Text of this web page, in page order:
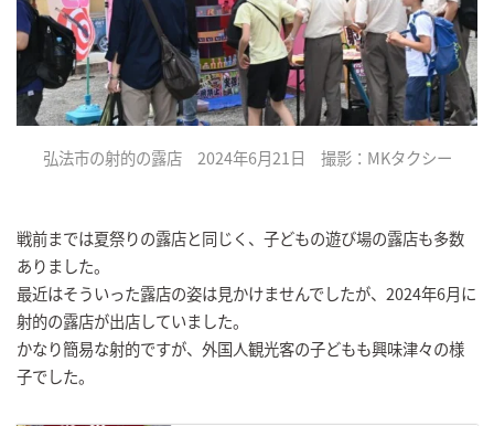
弘法市の射的の露店 2024年6月21日 撮影：MKタクシー
戦前までは夏祭りの露店と同じく、子どもの遊び場の露店も多数
ありました。
最近はそういった露店の姿は見かけませんでしたが、2024年6月に
射的の露店が出店していました。
かなり簡易な射的ですが、外国人観光客の子どもも興味津々の様
子でした。